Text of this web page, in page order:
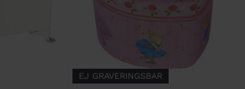
EJ GRAVERINGSBAR